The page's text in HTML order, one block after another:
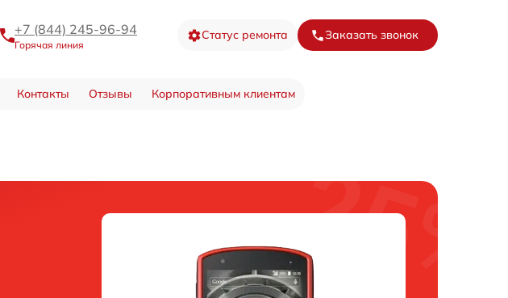
+7 (844) 245-96-94
Горячая линия
Статус ремонта Заказать звонок
Контакты Отзывы Корпоративным клиентам